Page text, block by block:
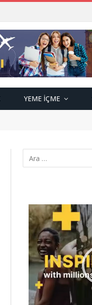
YEME İÇME
Video
oynatıcı